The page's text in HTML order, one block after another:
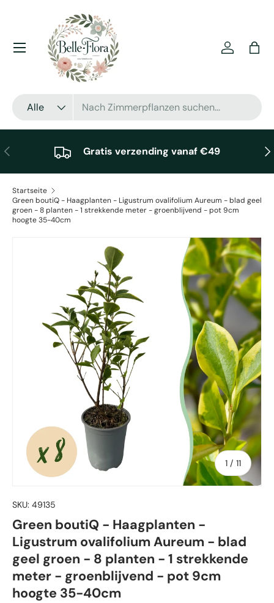
Direkt zum Inhalt
Suchen
Art
Alle
Einloggen
Menü
Vorherige Gratis verzending vanaf €49
Startseite
Green boutiQ - Haagplanten - Ligustrum ovalifolium Aureum - blad geel
groen - 8 planten - 1 strekkende meter - groenblijvend - pot 9cm
hoogte 35-40cm
Zu Produktinformationen springen
1 / von
11
SKU: 49135
Green boutiQ - Haagplanten -
Ligustrum ovalifolium Aureum - blad
geel groen - 8 planten - 1 strekkende
meter - groenblijvend - pot 9cm
hoogte 35-40cm